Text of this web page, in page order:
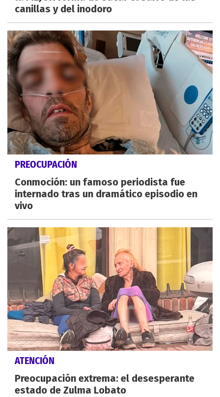
canillas y del inodoro
PREOCUPACIÓN
Conmoción: un famoso periodista fue
internado tras un dramático episodio en
vivo
ATENCIÓN
Preocupación extrema: el desesperante
estado de Zulma Lobato